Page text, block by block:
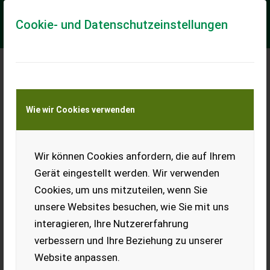
Cookie- und Datenschutzeinstellungen
Wie wir Cookies verwenden
Wir können Cookies anfordern, die auf Ihrem
Gerät eingestellt werden. Wir verwenden
Cookies, um uns mitzuteilen, wenn Sie
unsere Websites besuchen, wie Sie mit uns
interagieren, Ihre Nutzererfahrung
verbessern und Ihre Beziehung zu unserer
Website anpassen.
Meine Transportkostenanfrage
Transport von Land- und Baumaschinen –
KEINE Tiertransporte
Claas Claas Vario 680
Getreideschneidwerk
Vario
Schneckenschneidwerk
Passend zu Claas
Mähdrescher Lexion Serie 5,